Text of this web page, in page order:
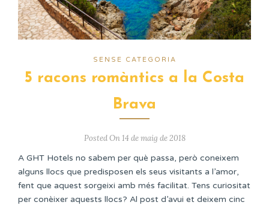
SENSE CATEGORIA
5 racons romàntics a la Costa
Brava
Posted On 14 de maig de 2018
A GHT Hotels no sabem per què passa, però coneixem
alguns llocs que predisposen els seus visitants a l’amor,
fent que aquest sorgeixi amb més facilitat. Tens curiositat
per conèixer aquests llocs? Al post d’avui et deixem cinc